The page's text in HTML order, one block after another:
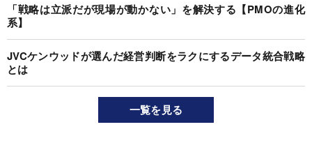
「戦略は立派だが現場が動かない」を解決する【PMOの進化
系】
JVCケンウッドが選んだ経営判断をラクにするデータ統合戦略
とは
一覧を見る